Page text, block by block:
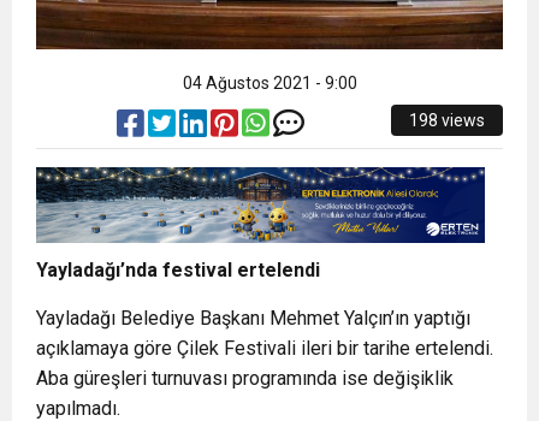
04 Ağustos 2021 - 9:00
198 views
Yayladağı’nda festival ertelendi
Yayladağı Belediye Başkanı Mehmet Yalçın’ın yaptığı
açıklamaya göre Çilek Festivali ileri bir tarihe ertelendi.
Aba güreşleri turnuvası programında ise değişiklik
yapılmadı.